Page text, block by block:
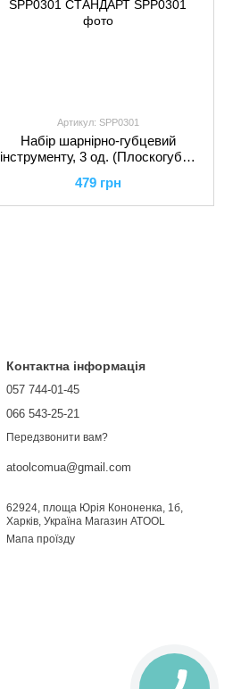
Артикул: SPP0301
Набір шарнірно-губцевий
інструменту, 3 од. (Плоскогубці,
SPP0301 СТАНДАРТ
479 грн
Контактна інформація
057 744-01-45
066 543-25-21
Передзвонити вам?
atoolcomua@gmail.com
62924, площа Юрія Кононенка, 1б,
Харків, Україна Магазин ATOOL
Мапа проїзду